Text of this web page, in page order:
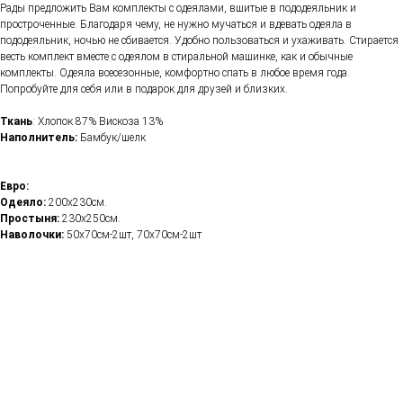
Рады предложить Вам комплекты с одеялами, вшитые в пододеяльник и
простроченные. Благодаря чему, не нужно мучаться и вдевать одеяла в
пододеяльник, ночью не сбивается. Удобно пользоваться и ухаживать. Стирается
весть комплект вместе с одеялом в стиральной машинке, как и обычные
комплекты. Одеяла всесезонные, комфортно спать в любое время года.
Попробуйте для себя или в подарок для друзей и близких.
Ткань: Хлопок 87% Вискоза 13%
Наполнитель: Бамбук/шелк
Евро:
Одеяло: 200х230см.
Простыня: 230х250см.
Наволочки: 50х70см-2шт, 70х70см-2шт